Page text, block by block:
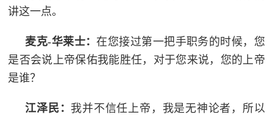
讲这一点。
麦克-华莱士：在您接过第一把手职务的时候，您
是否会说上帝保佑我能胜任，对于您来说，您的上帝
是谁？
江泽民： 我并不信任上帝，我是无神论者，所以